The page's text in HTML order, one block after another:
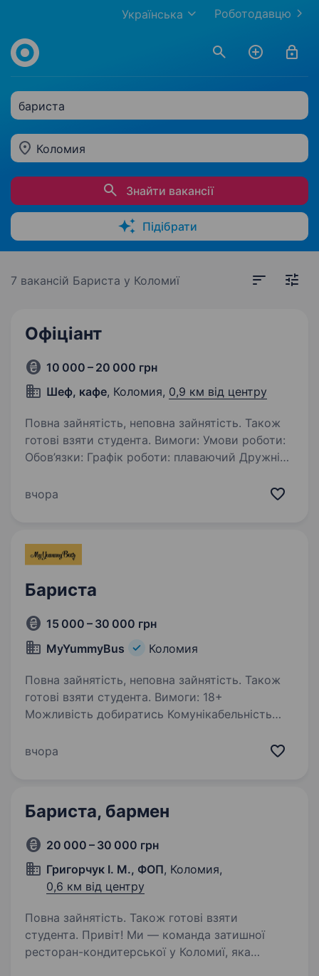
Роботодавцю
Українська
бариста
Коломия
Знайти вакансії
Підібрати
7 вакансій Бариста у Коломиї
Офіціант
10 000 – 20 000 грн
Шеф, кафе, Коломия, 0,9 км від центру
Повна зайнятість, неповна зайнятість. Також
готові взяти студента. Вимоги: Умови роботи:
Обов’язки: Графік роботи: плаваючий Дружній
Харчування/знижки для працівників
вчора
Бариста
15 000 – 30 000 грн
MyYummyBus
Коломия
Повна зайнятість, неповна зайнятість. Також
готові взяти студента. Вимоги: 18+
Можливість добиратись Комунікабельність
Стабільна оплата високої заробітньої плати.
вчора
Бариста, бармен
20 000 – 30 000 грн
Григорчук І. М., ФОП, Коломия,
0,6 км від центру
Повна зайнятість. Також готові взяти
студента. Привіт! Ми — команда затишної
ресторан-кондитерської у Коломиї, яка